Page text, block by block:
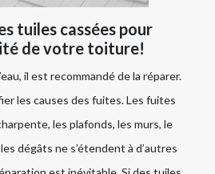
tuiles cassées pour
de votre toiture!
il est recommandé de la réparer.
les causes des fuites. Les fuites
les plafonds, les murs, le
dégâts ne s’étendent à d’autres